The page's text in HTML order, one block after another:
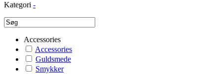
Kategori -
Accessories
Accessories
Guldsmede
Smykker